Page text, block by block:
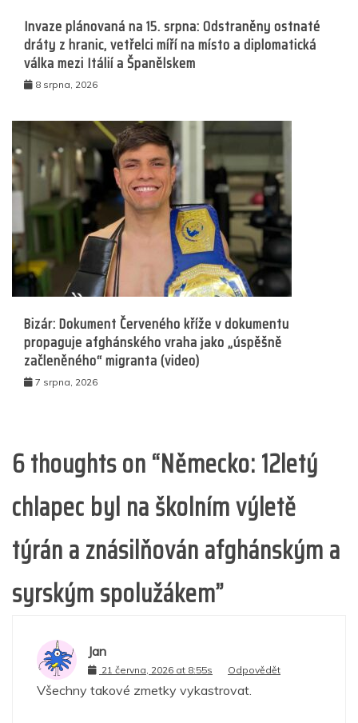
Invaze plánovaná na 15. srpna: Odstraněny ostnaté
dráty z hranic, vetřelci míří na místo a diplomatická
válka mezi Itálií a Španělskem
8 srpna, 2026
Bizár: Dokument Červeného kříže v dokumentu
propaguje afghánského vraha jako „úspěšně
začleněného“ migranta (video)
7 srpna, 2026
6 thoughts on “Německo: 12letý
chlapec byl na školním výletě
týrán a znásilňován afghánským a
syrským spolužákem”
Jan
21 června, 2026 at 8:55s Odpovědět
Všechny takové zmetky vykastrovat.